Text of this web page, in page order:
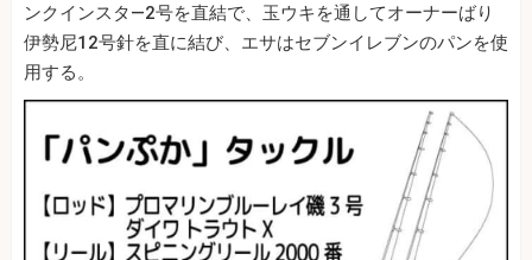
ンクインスタ―2号を直結で、玉ウキを通してオーナーばり
伊勢尼12号針を直に結び、エサはセブンイレブンのパンを使
用する。